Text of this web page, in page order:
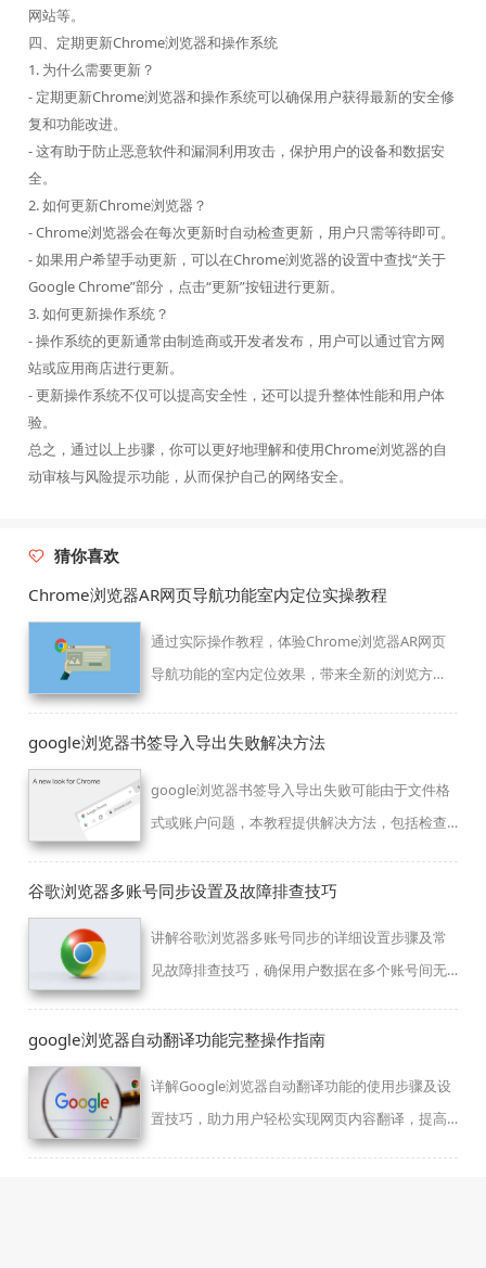
网站等。
四、定期更新Chrome浏览器和操作系统
1. 为什么需要更新？
- 定期更新Chrome浏览器和操作系统可以确保用户获得最新的安全修
复和功能改进。
- 这有助于防止恶意软件和漏洞利用攻击，保护用户的设备和数据安
全。
2. 如何更新Chrome浏览器？
- Chrome浏览器会在每次更新时自动检查更新，用户只需等待即可。
- 如果用户希望手动更新，可以在Chrome浏览器的设置中查找“关于
Google Chrome”部分，点击“更新”按钮进行更新。
3. 如何更新操作系统？
- 操作系统的更新通常由制造商或开发者发布，用户可以通过官方网
站或应用商店进行更新。
- 更新操作系统不仅可以提高安全性，还可以提升整体性能和用户体
验。
总之，通过以上步骤，你可以更好地理解和使用Chrome浏览器的自
动审核与风险提示功能，从而保护自己的网络安全。
猜你喜欢
Chrome浏览器AR网页导航功能室内定位实操教程
通过实际操作教程，体验Chrome浏览器AR网页
导航功能的室内定位效果，带来全新的浏览方
google浏览器书签导入导出失败解决方法
google浏览器书签导入导出失败可能由于文件格
式或账户问题，本教程提供解决方法，包括检查
书签数据完整。
谷歌浏览器多账号同步设置及故障排查技巧
讲解谷歌浏览器多账号同步的详细设置步骤及常
见故障排查技巧，确保用户数据在多个账号间无
google浏览器自动翻译功能完整操作指南
详解Google浏览器自动翻译功能的使用步骤及设
置技巧，助力用户轻松实现网页内容翻译，提高